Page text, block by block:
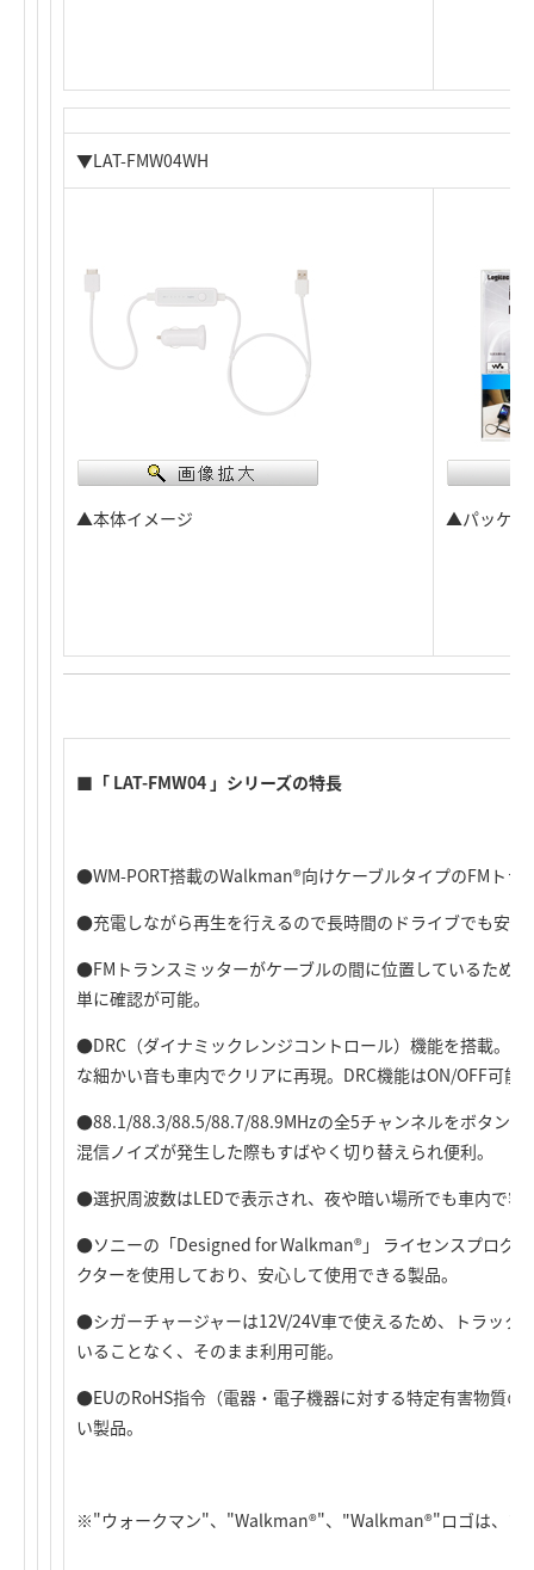
▼LAT-FMW04WH
▲本体イメージ ▲パッケー
■「 LAT-FMW04 」シリーズの特長
●WM-PORT搭載のWalkman®向けケーブルタイプのFMトラ
●充電しながら再生を行えるので長時間のドライブでも安心
●FMトランスミッターがケーブルの間に位置しているため
単に確認が可能。
●DRC（ダイナミックレンジコントロール）機能を搭載。
な細かい音も車内でクリアに再現。DRC機能はON/OFF可能
●88.1/88.3/88.5/88.7/88.9MHzの全5チャンネルをボタン一
混信ノイズが発生した際もすばやく切り替えられ便利。
●選択周波数はLEDで表示され、夜や暗い場所でも車内で容
●ソニーの「Designed for Walkman®」 ライセンスプログ
クターを使用しており、安心して使用できる製品。
●シガーチャージャーは12V/24V車で使えるため、トラック
いることなく、そのまま利用可能。
●EUのRoHS指令（電器・電子機器に対する特定有害物質の
い製品。
※"ウォークマン"、"Walkman®"、"Walkman®"ロゴは、ソ